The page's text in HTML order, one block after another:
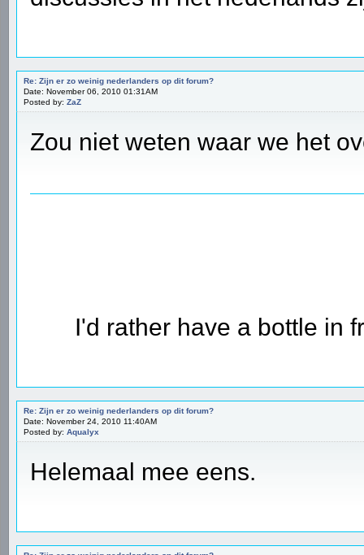
Re: Zijn er zo weinig nederlanders op dit forum?
Date: November 06, 2010 01:31AM
Posted by: ZaZ
Zou niet weten waar we het
I'd rather have a bottle in
Re: Zijn er zo weinig nederlanders op dit forum?
Date: November 24, 2010 11:40AM
Posted by: Aqualyx
Helemaal mee eens.